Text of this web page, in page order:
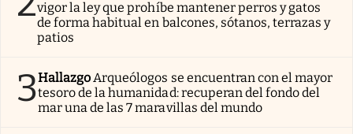
vigor la ley que prohíbe mantener perros y gatos
de forma habitual en balcones, sótanos, terrazas y
patios
3Hallazgo Arqueólogos se encuentran con el mayor
tesoro de la humanidad: recuperan del fondo del
mar una de las 7 maravillas del mundo